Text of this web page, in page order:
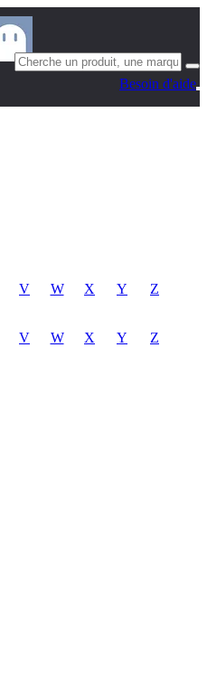
Besoin d'aide
V W X Y
Z
V W X Y Z